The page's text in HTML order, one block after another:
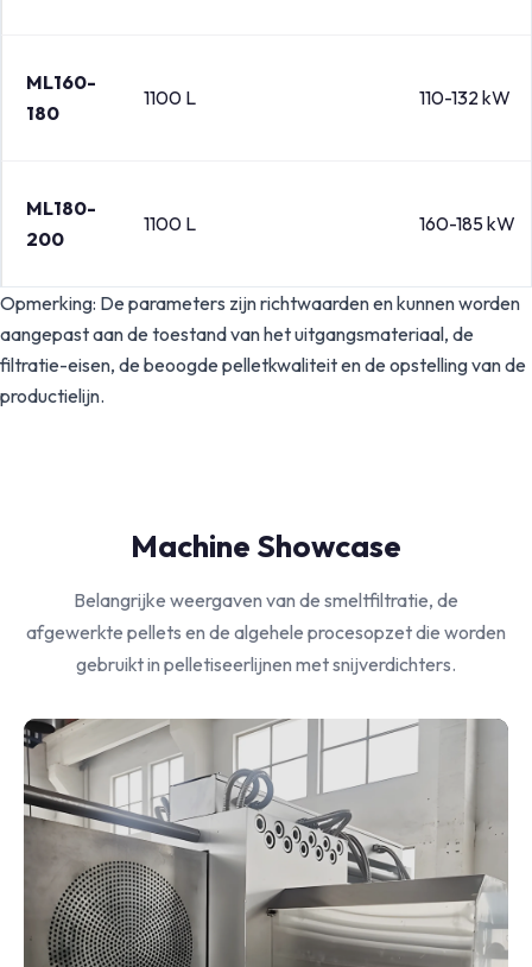
ML160-
180
1100 L 110-132 kW
ML180-
200
1100 L 160-185 kW
Opmerking: De parameters zijn richtwaarden en kunnen worden
aangepast aan de toestand van het uitgangsmateriaal, de
filtratie-eisen, de beoogde pelletkwaliteit en de opstelling van de
productielijn.
Machine Showcase
Belangrijke weergaven van de smeltfiltratie, de
afgewerkte pellets en de algehele procesopzet die worden
gebruikt in pelletiseerlijnen met snijverdichters.